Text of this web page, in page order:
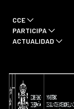
CCE
PARTICIPA
ACTUALIDAD